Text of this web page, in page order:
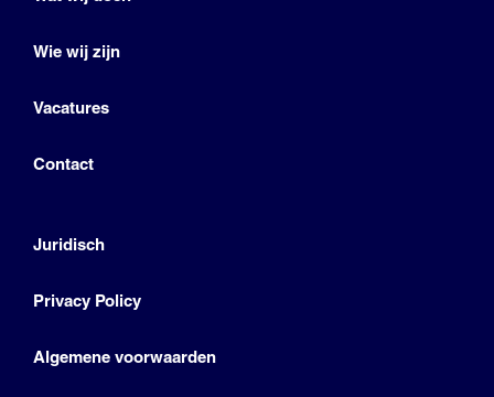
Wie wij zijn
Vacatures
Contact
Juridisch
Privacy Policy
Algemene voorwaarden